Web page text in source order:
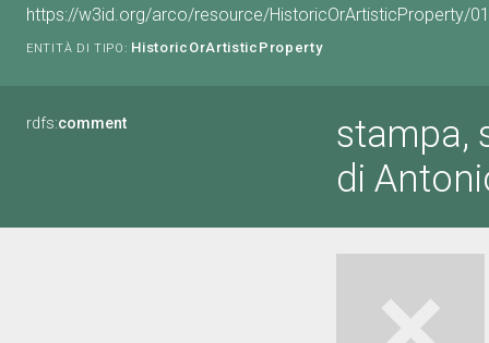
https://w3id.org/arco/resource/HistoricOrArtisticProperty/
ENTITÀ DI TIPO: HistoricOrArtisticProperty
rdfs:comment
stampa,
di